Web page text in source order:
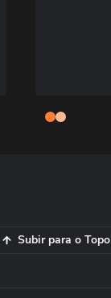
Subir para o Topo